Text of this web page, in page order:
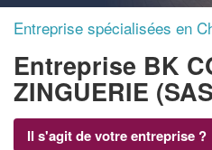
Entreprise spécialisées en
Entreprise BK
ZINGUERIE
Il s'agit de votre entreprise ?